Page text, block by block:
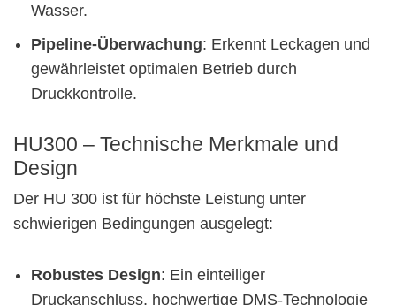
Wasser.
Pipeline-Überwachung: Erkennt Leckagen und
gewährleistet optimalen Betrieb durch
Druckkontrolle.
HU300 – Technische Merkmale und
Design
Der HU 300 ist für höchste Leistung unter
schwierigen Bedingungen ausgelegt:
Robustes Design: Ein einteiliger
Druckanschluss, hochwertige DMS-Technologie